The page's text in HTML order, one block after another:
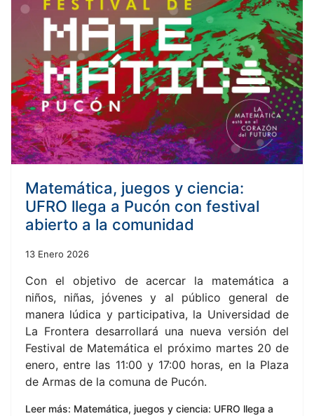
Matemática, juegos y ciencia:
UFRO llega a Pucón con festival
abierto a la comunidad
13 Enero 2026
Con el objetivo de acercar la matemática a
niños, niñas, jóvenes y al público general de
manera lúdica y participativa, la Universidad de
La Frontera desarrollará una nueva versión del
Festival de Matemática el próximo martes 20 de
enero, entre las 11:00 y 17:00 horas, en la Plaza
de Armas de la comuna de Pucón.
Leer más: Matemática, juegos y ciencia: UFRO llega a